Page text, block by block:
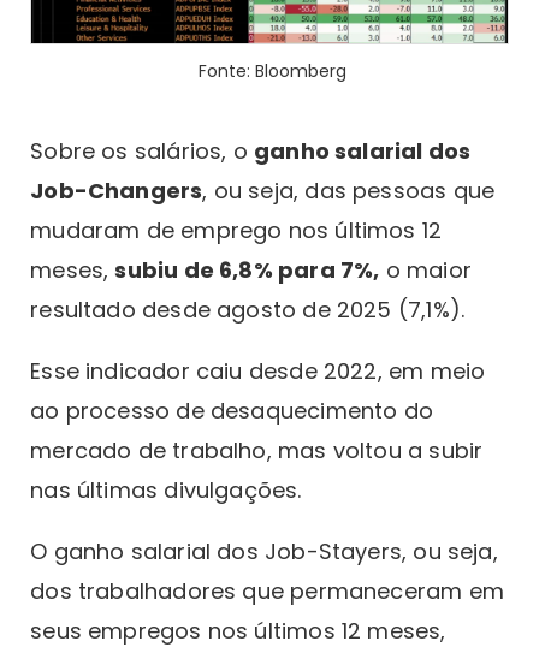
Fonte: Bloomberg
Sobre os salários, o ganho salarial dos
Job-Changers, ou seja, das pessoas que
mudaram de emprego nos últimos 12
meses,subiu de 6,8% para 7%, o maior
resultado desde agosto de 2025 (7,1%).
Esse indicador caiu desde 2022, em meio
ao processo de desaquecimento do
mercado de trabalho, mas voltou a subir
nas últimas divulgações.
O ganho salarial dos Job-Stayers, ou seja,
dos trabalhadores que permaneceram em
seus empregos nos últimos 12 meses,